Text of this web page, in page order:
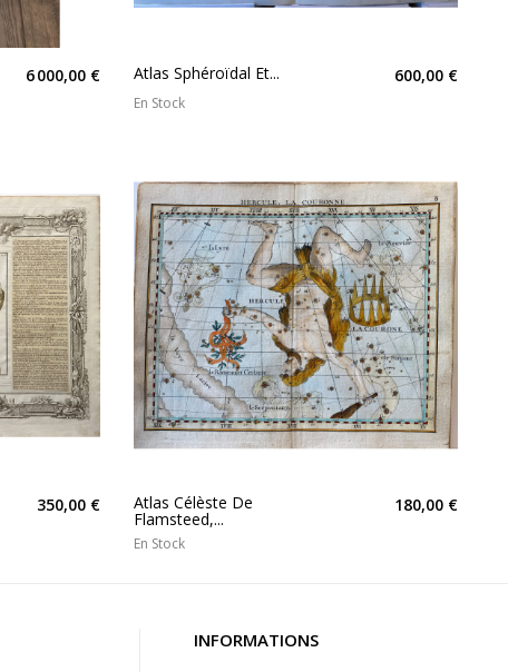
6 000,00 € Atlas Sphéroïdal Et... 600,00 €
En Stock
350,00 € Atlas Célèste De
Flamsteed,...
180,00 €
En Stock
INFORMATIONS